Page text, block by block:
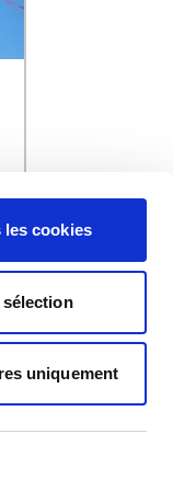
cookies
uniquement